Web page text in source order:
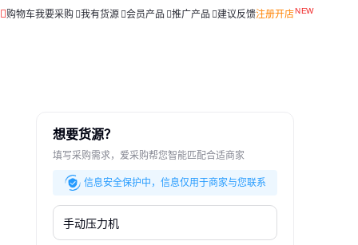
购物车我要采购 我有货源 会员产品 推广产品 建议反馈注册开店
想要货源？
填写采购需求，爱采购帮您智能匹配合适商家
信息安全保护中，信息仅用于商家与您联系